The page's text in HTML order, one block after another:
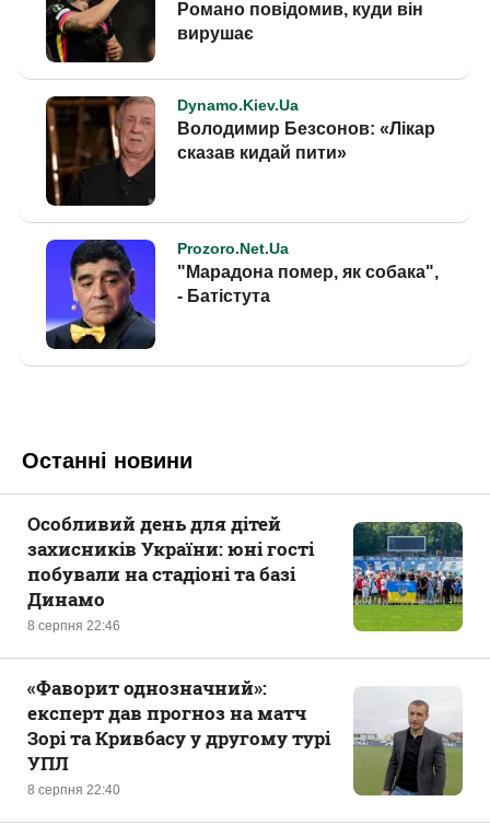
Останні новини
8 серпня 22:46
Особливий день для дітей
захисників України: юні гості
побували на стадіоні та базі
Динамо
8 серпня 22:40
«Фаворит однозначний»:
експерт дав прогноз на матч
Зорі та Кривбасу у другому турі
УПЛ